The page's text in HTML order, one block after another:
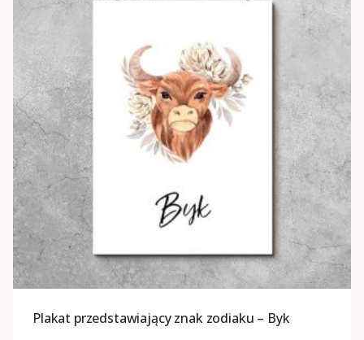
Plakat przedstawiający znak zodiaku – Byk